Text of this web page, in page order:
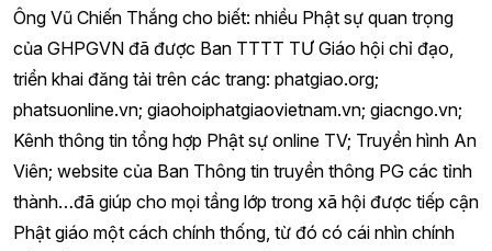
Ông Vũ Chiến Thắng cho biết: nhiều Phật sự quan trọng
của GHPGVN đã được Ban TTTT TƯ Giáo hội chỉ đạo,
triển khai đăng tải trên các trang: phatgiao.org;
phatsuonline.vn; giaohoiphatgiaovietnam.vn; giacngo.vn;
Kênh thông tin tổng hợp Phật sự online TV; Truyền hình An
Viên; website của Ban Thông tin truyền thông PG các tỉnh
thành…đã giúp cho mọi tầng lớp trong xã hội được tiếp cận
Phật giáo một cách chính thống, từ đó có cái nhìn chính